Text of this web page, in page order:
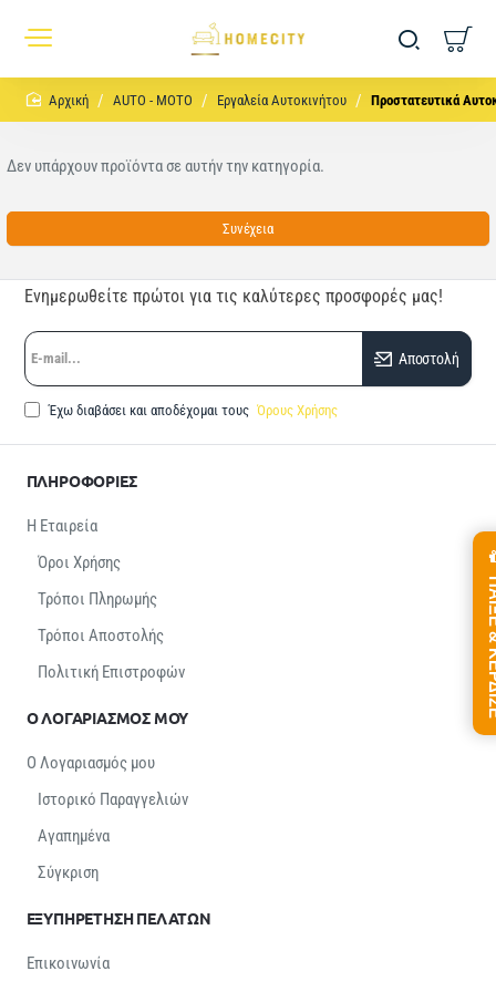
homeAUTO - MOTO Εργαλεία Αυτοκινήτου Προστατευτικά
Δεν υπάρχουν προϊόντα σε αυτήν την κατηγορία.
Συνέχεια
Ενημερωθείτε πρώτοι για τις καλύτερες προσφορές μας!
E-
mail...
Αποστολή
Έχω διαβάσει και αποδέχομαι τους Όρους Χρήσης
ΠΛΗΡΟΦΟΡΙΕΣ
Η Εταιρεία
Όροι Χρήσης
Τρόποι Πληρωμής
Τρόποι Αποστολής
Πολιτική Επιστροφών
Ο ΛΟΓΑΡΙΑΣΜΟΣ ΜΟΥ
Ο Λογαριασμός μου
Ιστορικό Παραγγελιών
Αγαπημένα
Σύγκριση
ΕΞΥΠΗΡΕΤΗΣΗ ΠΕΛΑΤΩΝ
Επικοινωνία